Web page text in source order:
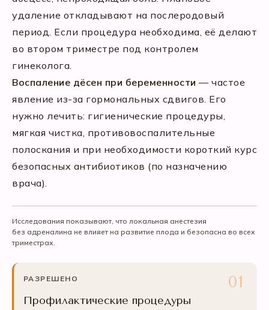
удаление откладывают на послеродовый
период. Если процедура необходима, её делают
во втором триместре под контролем
гинеколога.
Воспаление дёсен при беременности — частое
явление из-за гормональных сдвигов. Его
нужно лечить: гигиенические процедуры,
мягкая чистка, противовоспалительные
полоскания и при необходимости короткий курс
безопасных антибиотиков (по назначению
врача).
Исследования показывают, что локальная анестезия
без адреналина не влияет на развитие плода и безопасна во всех
триместрах.
РАЗРЕШЕНО
Профилактические процедуры